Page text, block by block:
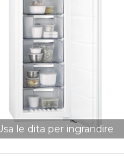
le dita per ingrandire